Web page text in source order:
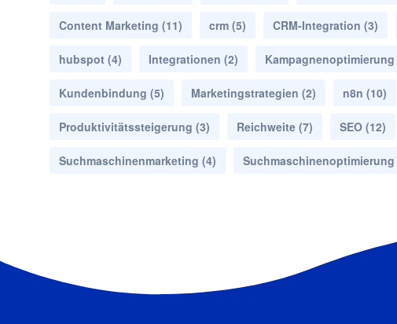
Content Marketing (11) crm (5) CRM-Integration (3)
hubspot (4) Integrationen (2) Kampagnenoptimierung
Kundenbindung (5) Marketingstrategien (2) n8n (10)
Produktivitätssteigerung (3) Reichweite (7) SEO (12)
Suchmaschinenmarketing (4) Suchmaschinenoptimierung